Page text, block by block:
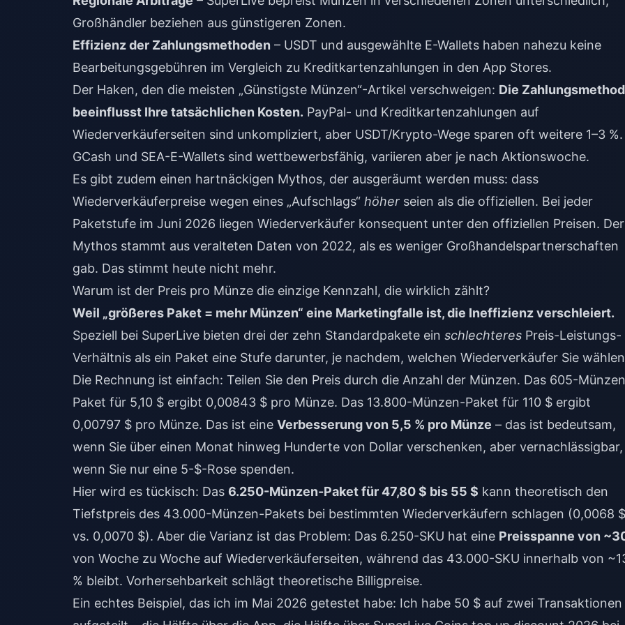
Großhändler beziehen aus günstigeren Zonen.
Effizienz der Zahlungsmethoden – USDT und ausgewählte E-Wallets haben nahezu keine
Bearbeitungsgebühren im Vergleich zu Kreditkartenzahlungen in den App Stores.
Der Haken, den die meisten „Günstigste Münzen“-Artikel verschweigen: Die
beeinflusst Ihre tatsächlichen Kosten. PayPal- und Kreditkartenzahlungen auf
Wiederverkäuferseiten sind unkompliziert, aber USDT/Krypto-Wege sparen oft weitere 1–3 %.
GCash und SEA-E-Wallets sind wettbewerbsfähig, variieren aber je nach Aktionswoche.
Es gibt zudem einen hartnäckigen Mythos, der ausgeräumt werden muss: dass
Wiederverkäuferpreise wegen eines „Aufschlags“ höher seien als die offiziellen. Bei jeder
Paketstufe im Juni 2026 liegen Wiederverkäufer konsequent unter den offiziellen Preisen. Der
Mythos stammt aus veralteten Daten von 2022, als es weniger Großhandelspartnerschaften
gab. Das stimmt heute nicht mehr.
Warum ist der Preis pro Münze die einzige Kennzahl, die wirklich zählt?
Weil „größeres Paket = mehr Münzen“ eine Marketingfalle ist, die Ineffizienz verschleiert.
Speziell bei SuperLive bieten drei der zehn Standardpakete ein schlechteres Preis-Leistungs-
Verhältnis als ein Paket eine Stufe darunter, je nachdem, welchen Wiederverkäufer Sie
Die Rechnung ist einfach: Teilen Sie den Preis durch die Anzahl der Münzen. Das 605-
Paket für 5,10 $ ergibt 0,00843 $ pro Münze. Das 13.800-Münzen-Paket für 110 $ ergibt
0,00797 $ pro Münze. Das ist eine Verbesserung von 5,5 % pro Münze – das ist bedeutsam,
wenn Sie über einen Monat hinweg Hunderte von Dollar verschenken, aber vernachlässigbar,
wenn Sie nur eine 5-$-Rose spenden.
Hier wird es tückisch: Das 6.250-Münzen-Paket für 47,80 $ bis 55 $ kann theoretisch den
Tiefstpreis des 43.000-Münzen-Pakets bei bestimmten Wiederverkäufern schlagen (0,0068 $
vs. 0,0070 $). Aber die Varianz ist das Problem: Das 6.250-SKU hat eine Preisspanne von
von Woche zu Woche auf Wiederverkäuferseiten, während das 43.000-SKU innerhalb von
% bleibt. Vorhersehbarkeit schlägt theoretische Billigpreise.
Ein echtes Beispiel, das ich im Mai 2026 getestet habe: Ich habe 50 $ auf zwei Transaktionen